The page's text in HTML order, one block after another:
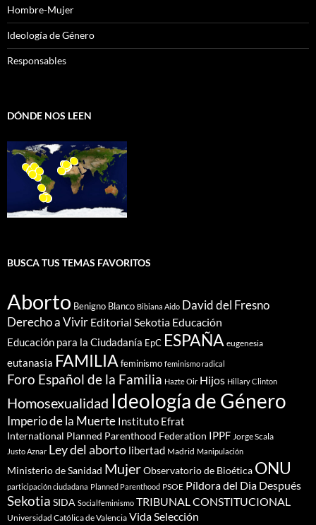
Hombre-Mujer
Ideología de Género
Responsables
DÓNDE NOS LEEN
BUSCA TUS TEMAS FAVORITOS
Aborto Benigno Blanco Bibiana Aido David del Fresno
Derecho a Vivir Editorial Sekotia Educación
Educación para la Ciudadanía EpC ESPAÑA eugenesia
eutanasia FAMILIA feminismo feminismo radical
Foro Español de la Familia Hazte Oir Hijos Hillary Clinton
Homosexualidad Ideología de Género
Imperio de la Muerte Instituto Efrat
International Planned Parenthood Federation IPPF Jorge Scala
Justo Aznar Ley del aborto libertad Madrid Manipulación
Ministerio de Sanidad MujerObservatorio de Bioética ONU
participación ciudadana Planned Parenthood PSOE Píldora del Dia Después
Sekotia SIDA Socialfeminismo TRIBUNAL CONSTITUCIONAL
Universidad Católica de Valencia Vida Selección